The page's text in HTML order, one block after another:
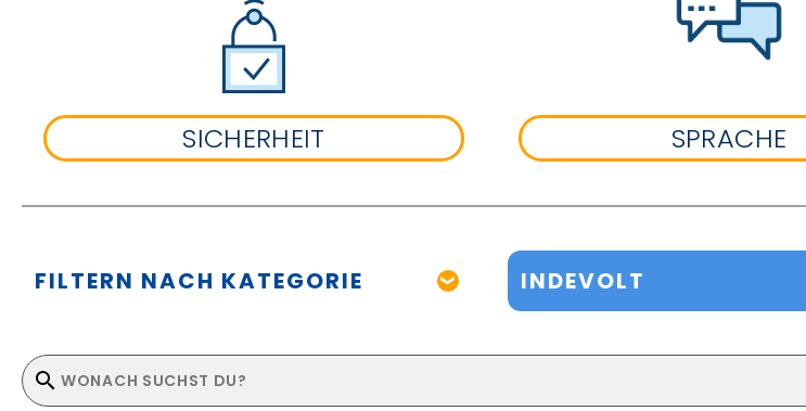
SICHERHEIT SPRACHE
FILTERN NACH KATEGORIE INDEVOLT